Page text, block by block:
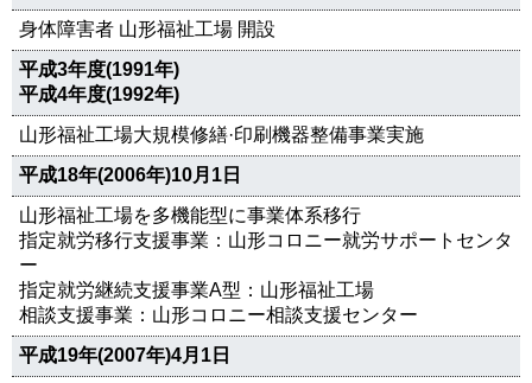
身体障害者 山形福祉工場 開設
平成3年度(1991年)
平成4年度(1992年)
山形福祉工場大規模修繕·印刷機器整備事業実施
平成18年(2006年)10月1日
山形福祉工場を多機能型に事業体系移行
指定就労移行支援事業：山形コロニー就労サポートセンタ
ー
指定就労継続支援事業A型：山形福祉工場
相談支援事業：山形コロニー相談支援センター
平成19年(2007年)4月1日